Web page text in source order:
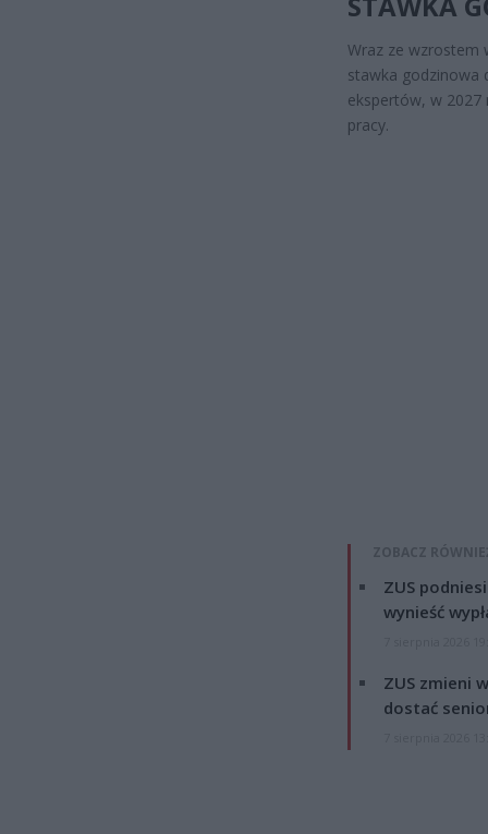
Wraz ze wzrostem
stawka godzinowa
ekspertów, w 2027
pracy.
ZOBACZ
ZUS
wynieść
ZUS zmieni
dostać